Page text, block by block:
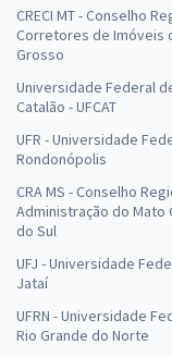
CRECI MT - Conselho
Corretores de Imóveis
Grosso
Universidade Federal
Catalão - UFCAT
UFR - Universidade
Rondonópolis
CRA MS - Conselho
Administração do Mato
do Sul
UFJ - Universidade
Jataí
UFRN - Universidade
Rio Grande do Norte